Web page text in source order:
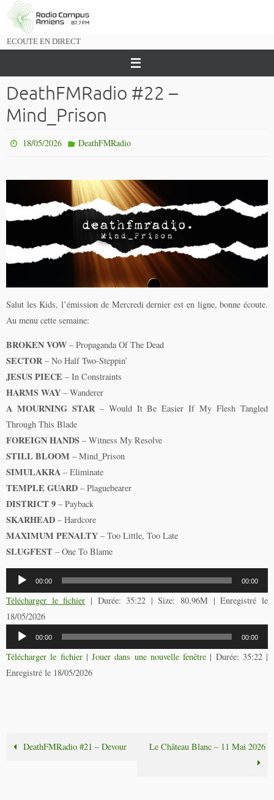
Passer
vers
ECOUTE EN DIRECT
DeathFMRadio #22 –
Mind_Prison
18/05/2026 DeathFMRadio
Salut les Kids, l’émission de Mercredi dernier est en ligne, bonne écoute.
Au menu cette semaine:
BROKEN VOW – Propaganda Of The Dead
SECTOR – No Half Two-Steppin’
JESUS PIECE – In Constraints
HARMS WAY – Wanderer
A MOURNING STAR– Would It Be Easier If My Flesh Tangled
Through This Blade
FOREIGN HANDS – Witness My Resolve
STILL BLOOM – Mind_Prison
SIMULAKRA – Eliminate
TEMPLE GUARD – Plaguebearer
DISTRICT 9 – Payback
SKARHEAD – Hardcore
MAXIMUM PENALTY – Too Little, Too Late
SLUGFEST – One To Blame
Lecteur
audio
00:00 00:00
Télécharger le fichier | Durée: 35:22 | Size: 80.96M | Enregistré le
18/05/2026
Lecteur
audio
00:00 00:00
Télécharger le fichier| Jouer dans une nouvelle fenêtre | Durée: 35:22|
Enregistré le 18/05/2026
DeathFMRadio #21 – Devour Le Château Blanc – 11 Mai 2026